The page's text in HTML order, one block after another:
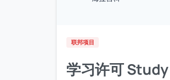
联邦项目
学习许可